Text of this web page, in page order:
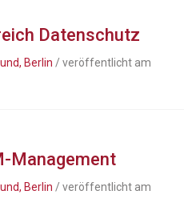
Datenschutz
Berlin / veröffentlicht am
Management
Berlin / veröffentlicht am